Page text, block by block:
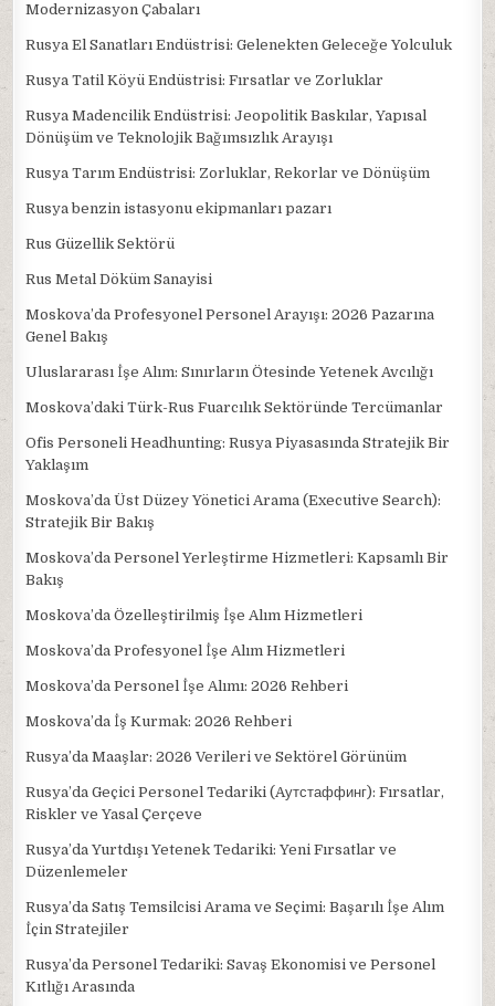
Modernizasyon Çabaları
Rusya El Sanatları Endüstrisi: Gelenekten Geleceğe Yolculuk
Rusya Tatil Köyü Endüstrisi: Fırsatlar ve Zorluklar
Rusya Madencilik Endüstrisi: Jeopolitik Baskılar, Yapısal
Dönüşüm ve Teknolojik Bağımsızlık Arayışı
Rusya Tarım Endüstrisi: Zorluklar, Rekorlar ve Dönüşüm
Rusya benzin istasyonu ekipmanları pazarı
Rus Güzellik Sektörü
Rus Metal Döküm Sanayisi
Moskova’da Profesyonel Personel Arayışı: 2026 Pazarına
Genel Bakış
Uluslararası İşe Alım: Sınırların Ötesinde Yetenek Avcılığı
Moskova’daki Türk-Rus Fuarcılık Sektöründe Tercümanlar
Ofis Personeli Headhunting: Rusya Piyasasında Stratejik Bir
Yaklaşım
Moskova’da Üst Düzey Yönetici Arama (Executive Search):
Stratejik Bir Bakış
Moskova’da Personel Yerleştirme Hizmetleri: Kapsamlı Bir
Bakış
Moskova’da Özelleştirilmiş İşe Alım Hizmetleri
Moskova’da Profesyonel İşe Alım Hizmetleri
Moskova’da Personel İşe Alımı: 2026 Rehberi
Moskova’da İş Kurmak: 2026 Rehberi
Rusya’da Maaşlar: 2026 Verileri ve Sektörel Görünüm
Rusya’da Geçici Personel Tedariki (Aутстаффинг): Fırsatlar,
Riskler ve Yasal Çerçeve
Rusya’da Yurtdışı Yetenek Tedariki: Yeni Fırsatlar ve
Düzenlemeler
Rusya’da Satış Temsilcisi Arama ve Seçimi: Başarılı İşe Alım
İçin Stratejiler
Rusya’da Personel Tedariki: Savaş Ekonomisi ve Personel
Kıtlığı Arasında